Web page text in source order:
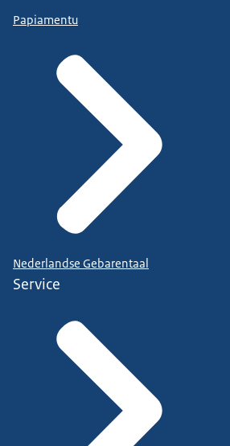
Papiamentu
Nederlandse Gebarentaal
Service